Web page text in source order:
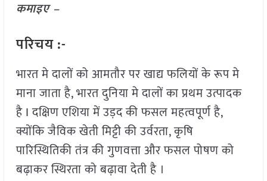
कमाइए –
परिचय :-
भारत मे दालों को आमतौर पर खाद्य फलियों के रूप मे
माना जाता है, भारत दुनिया मे दालों का प्रथम उत्पादक
है I दक्षिण एशिया में उड़द की फसल महत्वपूर्ण है,
क्योंकि जैविक खेती मिट्टी की उर्वरता, कृषि
पारिस्थितिकी तंत्र की गुणवत्ता और फसल पोषण को
बढ़ाकर स्थिरता को बढ़ावा देती है ।